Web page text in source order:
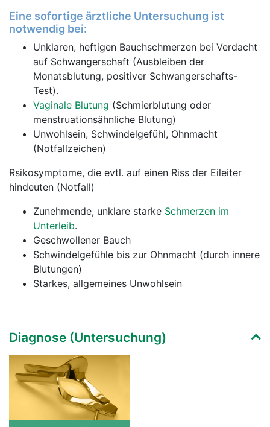
Eine sofortige ärztliche Untersuchung ist
notwendig bei:
Unklaren, heftigen Bauchschmerzen bei Verdacht
auf Schwangerschaft (Ausbleiben der
Monatsblutung, positiver Schwangerschafts-
Test).
Vaginale Blutung (Schmierblutung oder
menstruationsähnliche Blutung)
Unwohlsein, Schwindelgefühl, Ohnmacht
(Notfallzeichen)
Rsikosymptome, die evtl. auf einen Riss der Eileiter
hindeuten (Notfall)
Zunehmende, unklare starke Schmerzen im
Unterleib.
Geschwollener Bauch
Schwindelgefühle bis zur Ohnmacht (durch innere
Blutungen)
Starkes, allgemeines Unwohlsein
Diagnose (Untersuchung)